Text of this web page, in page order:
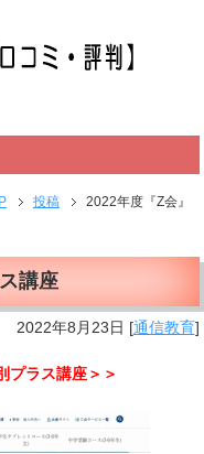
投稿
2022年度『Z会』
講座
2022年8月23日 [通信教育]
プラス講座＞＞